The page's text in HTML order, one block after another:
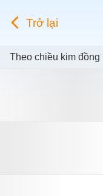
Trở lại
Theo chiều kim đồng